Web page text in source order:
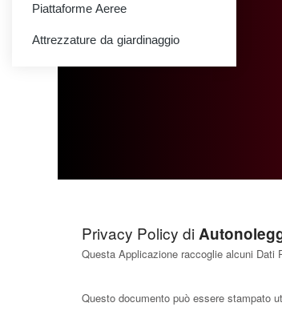
Piattaforme Aeree
Attrezzature da giardinaggio
Privacy Policy di
Questa Applicazione raccoglie alcuni Dati
Questo documento può essere stampato